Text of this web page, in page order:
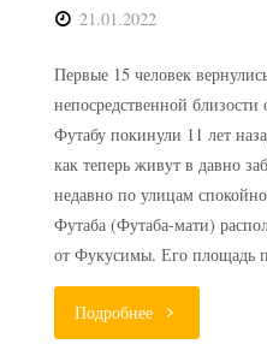
21.01.2022
Первые 15 человек
непосредственной
Футабу покинули 11 лет
как теперь живут в давно
недавно по улицам
Футаба (Футаба-мати)
от Фукусимы. Его площадь
Подробнее"В